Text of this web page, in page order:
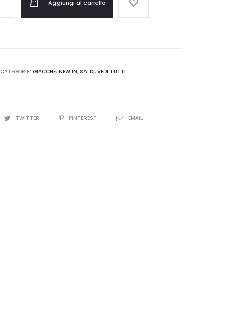
Aggiungi al carrello
CATEGORIE: GIACCHE, NEW IN, SALDI, VEDI TUTTI
TWITTER PINTEREST EMAIL